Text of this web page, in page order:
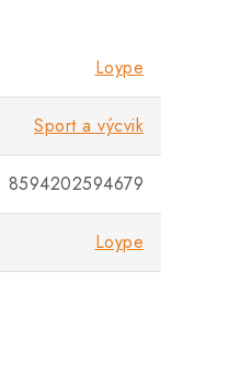
Loype
Sport a výcvik
8594202594679
Loype